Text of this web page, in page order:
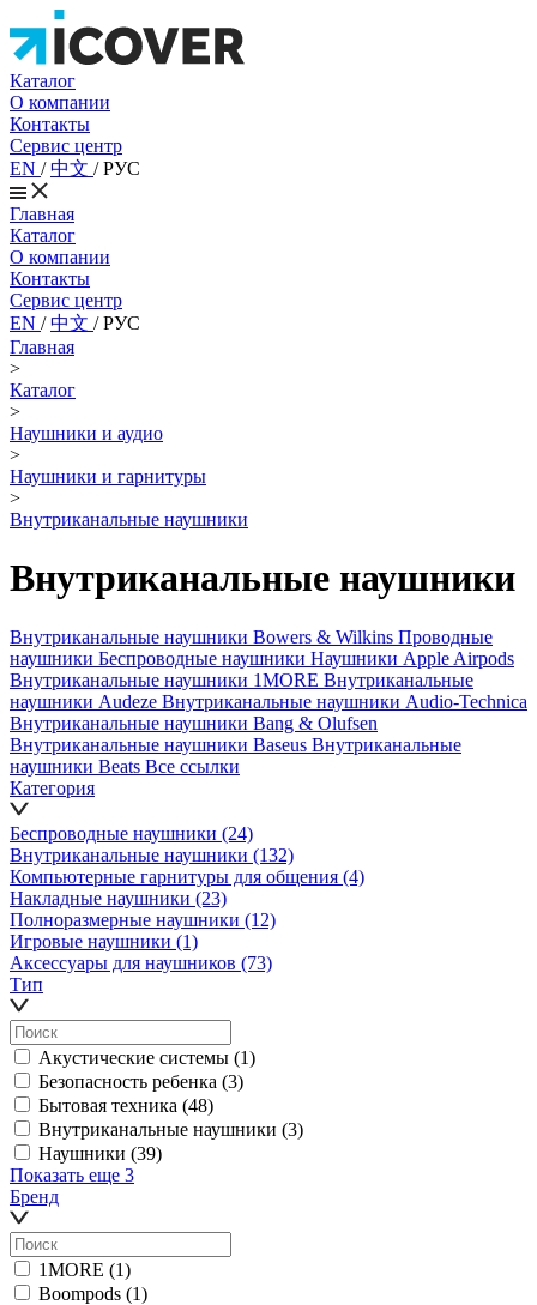
Каталог
О компании
Контакты
Сервис центр
EN /中文 /РУС
Главная
Каталог
О компании
Контакты
Сервис центр
EN /中文 /РУС
Главная
>
Каталог
>
Наушники и аудио
>
Наушники и гарнитуры
>
Внутриканальные наушники
Внутриканальные наушники
Внутриканальные наушники Bowers & Wilkins Проводные
наушники Беспроводные наушники Наушники Apple Airpods
Внутриканальные наушники 1MORE Внутриканальные
наушники Audeze Внутриканальные наушники Audio-Technica
Внутриканальные наушники Bang & Olufsen
Внутриканальные наушники Baseus Внутриканальные
наушники Beats Все ссылки
Категория
Беспроводные наушники (24)
Внутриканальные наушники (132)
Компьютерные гарнитуры для общения (4)
Накладные наушники (23)
Полноразмерные наушники (12)
Игровые наушники (1)
Аксессуары для наушников (73)
Тип
Акустические системы (1)
Безопасность ребенка (3)
Бытовая техника (48)
Внутриканальные наушники (3)
Наушники (39)
Показать еще 3
Бренд
1MORE (1)
Boompods (1)